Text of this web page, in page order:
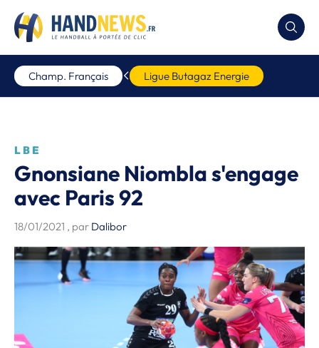
Champ. Français Ligue Butagaz Energie
LBE
Gnonsiane Niombla s'engage
avec Paris 92
18/01/2021 , par Dalibor